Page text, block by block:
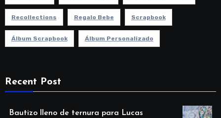
Recollections Regalo Bebe Scrapbook
Álbum Scrapbook Álbum Personalizado
Recent Post
Bautizo lleno de ternura para Lucas